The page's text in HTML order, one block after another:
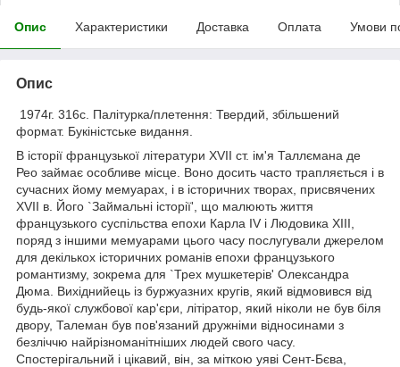
Опис Характеристики Доставка Оплата Умови
Опис
1974г. 316с. Палітурка/плетення: Твердий, збільшений
формат. Букіністське видання.
В історії французької літератури XVII ст. ім'я Таллємана де
Рео займає особливе місце. Воно досить часто трапляється і в
сучасних йому мемуарах, і в історичних творах, присвячених
XVII в. Його `Займальні історії', що малюють життя
французького суспільства епохи Карла IV і Людовика XIII,
поряд з іншими мемуарами цього часу послугували джерелом
для декількох історичних романів епохи французького
романтизму, зокрема для `Трех мушкетерів' Олександра
Дюма. Вихіднийець із буржуазних кругів, який відмовився від
будь-якої службової кар'єри, літіратор, який ніколи не був біля
двору, Талеман був пов'язаний дружніми відносинами з
безліччю найрізноманітніших людей свого часу.
Спостерігальний і цікавий, він, за міткою уяві Сент-Бєва,